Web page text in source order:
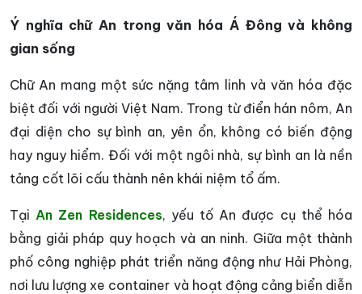
Ý nghĩa chữ An trong văn hóa Á Đông và không
gian sống
Chữ An mang một sức nặng tâm linh và văn hóa đặc
biệt đối với người Việt Nam. Trong từ điển hán nôm, An
đại diện cho sự bình an, yên ổn, không có biến động
hay nguy hiểm. Đối với một ngôi nhà, sự bình an là nền
tảng cốt lõi cấu thành nên khái niệm tổ ấm.
TạiAn Zen Residences, yếu tố An được cụ thể hóa
bằng giải pháp quy hoạch và an ninh. Giữa một thành
phố công nghiệp phát triển năng động như Hải Phòng,
nơi lưu lượng xe container và hoạt động cảng biển diễn